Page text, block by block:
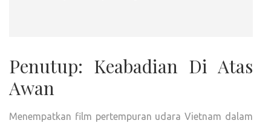
Penutup: Keabadian Di Atas
Awan
Menempatkan film pertempuran udara Vietnam dalam